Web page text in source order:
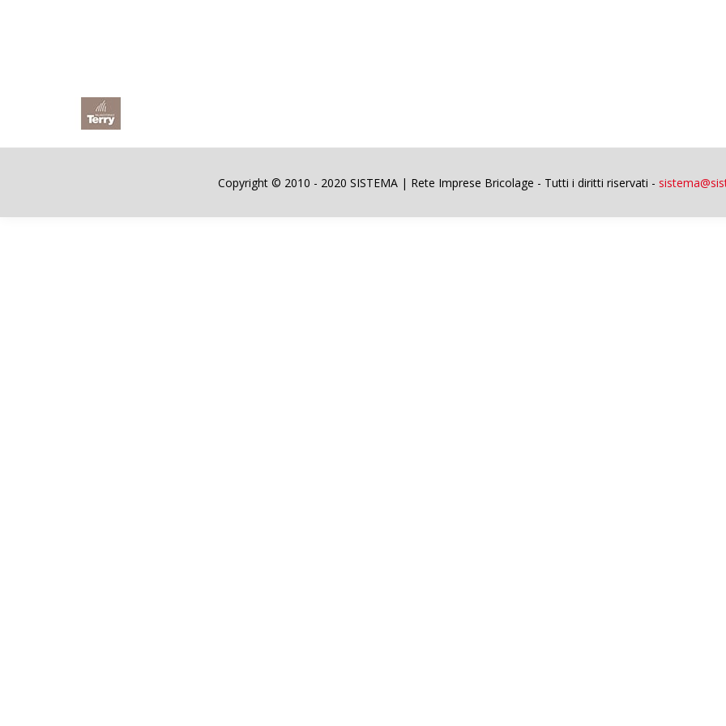
Copyright © 2010 - 2020 SISTEMA | Rete Imprese Bricolage - Tutti i diritti riservati -